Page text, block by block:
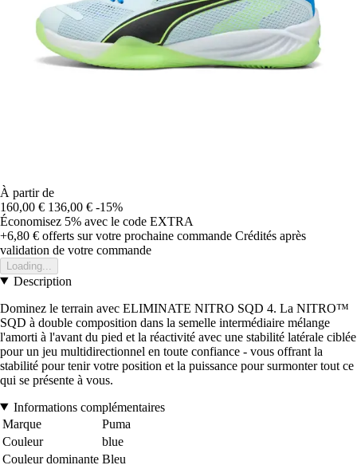
À partir de
160,00 € 136,00 € -15%
Économisez 5% avec le code EXTRA
+6,80 € offerts sur votre prochaine commande Crédités après
validation de votre commande
Loading...
Description
Dominez le terrain avec ELIMINATE NITRO SQD 4. La NITRO™
SQD à double composition dans la semelle intermédiaire mélange
l'amorti à l'avant du pied et la réactivité avec une stabilité latérale ciblée
pour un jeu multidirectionnel en toute confiance - vous offrant la
stabilité pour tenir votre position et la puissance pour surmonter tout ce
qui se présente à vous.
Informations complémentaires
Marque
Puma
Couleur
blue
Couleur dominante Bleu